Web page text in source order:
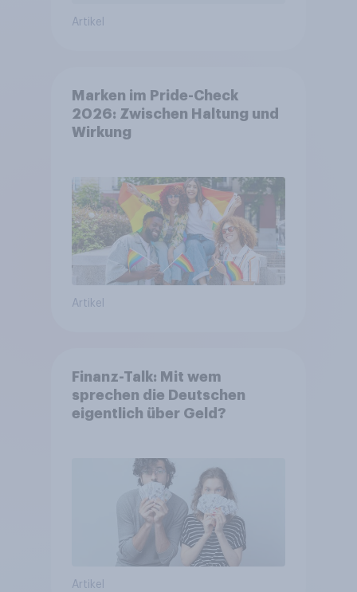
Artikel
Marken im Pride-Check
2026: Zwischen Haltung und
Wirkung
Artikel
Finanz-Talk: Mit wem
sprechen die Deutschen
eigentlich über Geld?
Artikel